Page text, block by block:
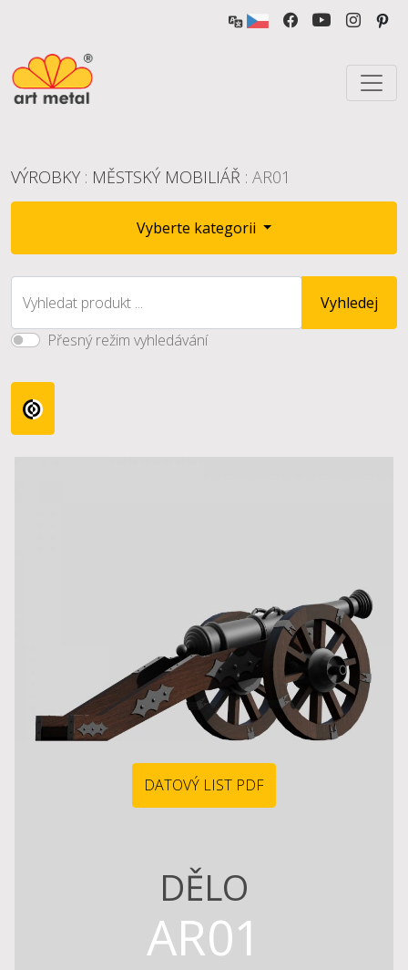
VÝROBKY : MĚSTSKÝ MOBILIÁŘ : AR01
Vyberte kategorii
Vyhledat produkt ...
Vyhledej
Přesný režim vyhledávání
DATOVÝ LIST PDF
DĚLO
AR01